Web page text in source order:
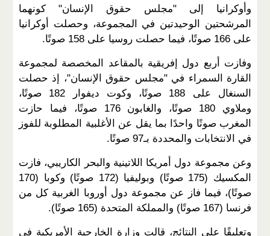
وأوكرانيا إلى "مجلس حقوق الإنسان" كونهما
المرشحتين الوحيدتين في المجموعة، وحصلت أوكرانيا
على 166 صوتًا، فيما حصلت روسيا على 158 صوتًا.
وفازت أربع دول إفريقية بالمقاعد المخصصة لمجموعة
القارة السمراء في "مجلس حقوق الإنسان"، إذ حصلت
السنغال على 188 صوتًا، وكوت ديفوار 182 صوتًا،
وملاوي 180 صوتًا، والغابون 176 صوتًا، فيما حازت
المغرب صوتًا واحدًا بما يقل عن الأغلبية المطلوبة للفوز
في الانتخابات والمحددة بـ97 صوتًا.
وعن مجموعة دول أمريكا اللاتينية والبحر الكاريبي، فازت
المكسيك (175 صوتًا) وبوليفيا (172 صوتًا) وكوبا (170
صوتًا)، فيما فاز عن مجموعة دول أوروبا الغربية كل من
فرنسا (167 صوتًا) والمملكة المتحدة (165 صوتًا).
وتعليقًا على النتائج، قالت وزارة الخارجية الأمريكية في